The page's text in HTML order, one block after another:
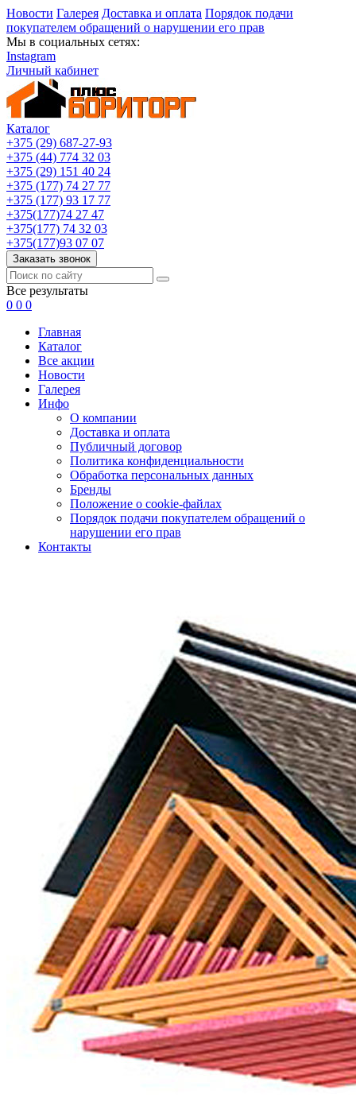
Новости Галерея Доставка и оплата Порядок подачи
покупателем обращений о нарушении его прав
Мы в социальных сетях:
Instagram
Личный кабинет
Каталог
+375 (29) 687-27-93
+375 (44) 774 32 03
+375 (29) 151 40 24
+375 (177) 74 27 77
+375 (177) 93 17 77
+375(177)74 27 47
+375(177) 74 32 03
+375(177)93 07 07
Заказать звонок
Все результаты
0 0 0
Главная
Каталог
Все акции
Новости
Галерея
Инфо
О компании
Доставка и оплата
Публичный договор
Политика конфиденциальности
Обработка персональных данных
Бренды
Положение о cookie-файлах
Порядок подачи покупателем обращений о
нарушении его прав
Контакты